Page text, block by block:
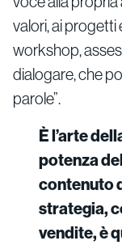
valori, ai progetti
workshop,
dialogare, che
parole”.
È l’arte
potenza
contenuto
strategia,
vendite, è